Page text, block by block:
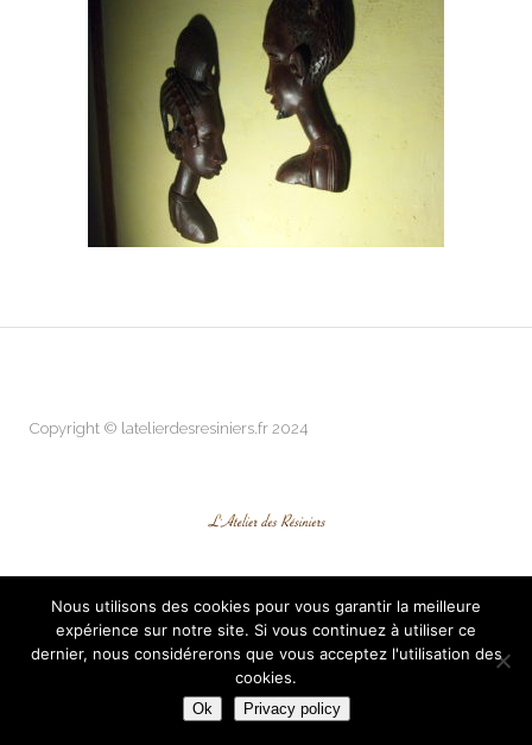
Copyright © latelierdesresiniers.fr 2024
Nous utilisons des cookies pour vous garantir la meilleure
expérience sur notre site. Si vous continuez à utiliser ce
dernier, nous considérerons que vous acceptez l'utilisation des
cookies.
Ok Privacy policy